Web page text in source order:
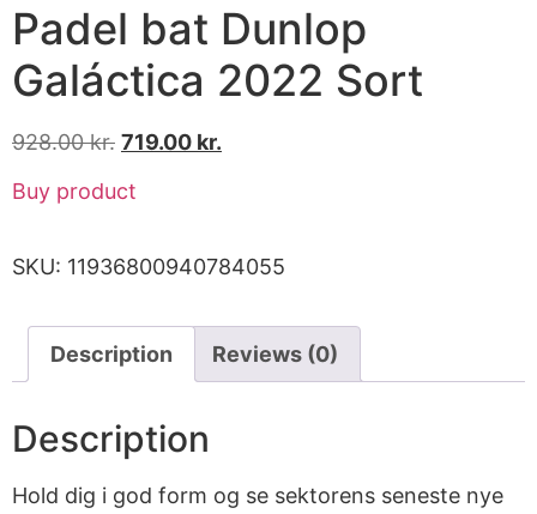
Padel bat Dunlop
Galáctica 2022 Sort
928.00kr. 719.00 kr.
Buy product
SKU: 11936800940784055
Description Reviews (0)
Description
Hold dig i god form og se sektorens seneste nye